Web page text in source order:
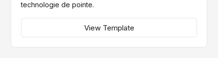
technologie de pointe.
View Template